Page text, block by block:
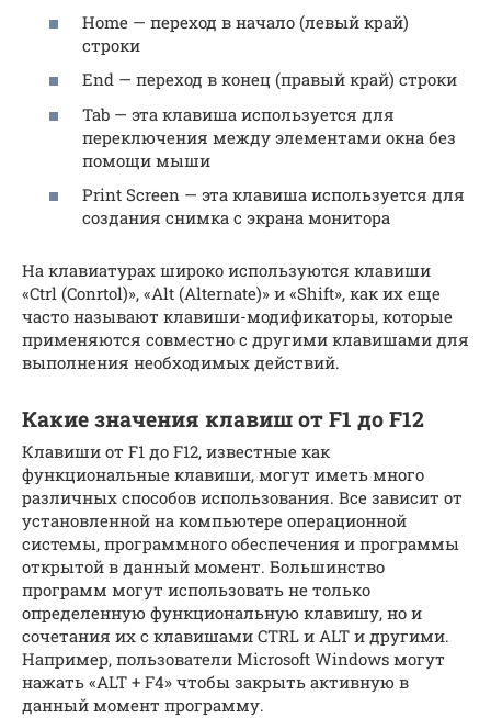
Home — переход в начало (левый край)
строки
End — переход в конец (правый край) строки
Tab — эта клавиша используется для
переключения между элементами окна без
помощи мыши
Print Screen — эта клавиша используется для
создания снимка с экрана монитора
На клавиатурах широко используются клавиши
«Ctrl (Conrtol)», «Alt (Alternate)» и «Shift», как их еще
часто называют клавиши-модификаторы, которые
применяются совместно с другими клавишами для
выполнения необходимых действий.
Какие значения клавиш от F1 до F12
Клавиши от F1 до F12, известные как
функциональные клавиши, могут иметь много
различных способов использования. Все зависит от
установленной на компьютере операционной
системы, программного обеспечения и программы
открытой в данный момент. Большинство
программ могут использовать не только
определенную функциональную клавишу, но и
сочетания их с клавишами CTRL и ALT и другими.
Например, пользователи Microsoft Windows могут
нажать «ALT + F4» чтобы закрыть активную в
данный момент программу.